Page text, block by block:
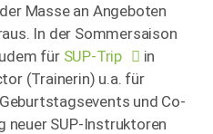
Masse an Angeboten
In der Sommersaison
für SUP-Trip
in
(Trainerin) u.a. für
und Co-
neuer SUP-Instruktoren